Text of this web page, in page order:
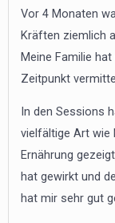
Vor 4 Monaten
Kräften ziemlich
Meine Familie
Zeitpunkt
In den Sessions
vielfältige Art wie
Ernährung
hat gewirkt und
hat mir sehr gut